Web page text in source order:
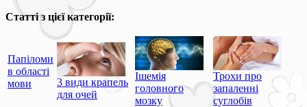
Статті з цієї категорії:
Папіломи
в області
мови
3 види крапель
для очей
Ішемія
головного
мозку
Трохи про
запаленні
суглобів